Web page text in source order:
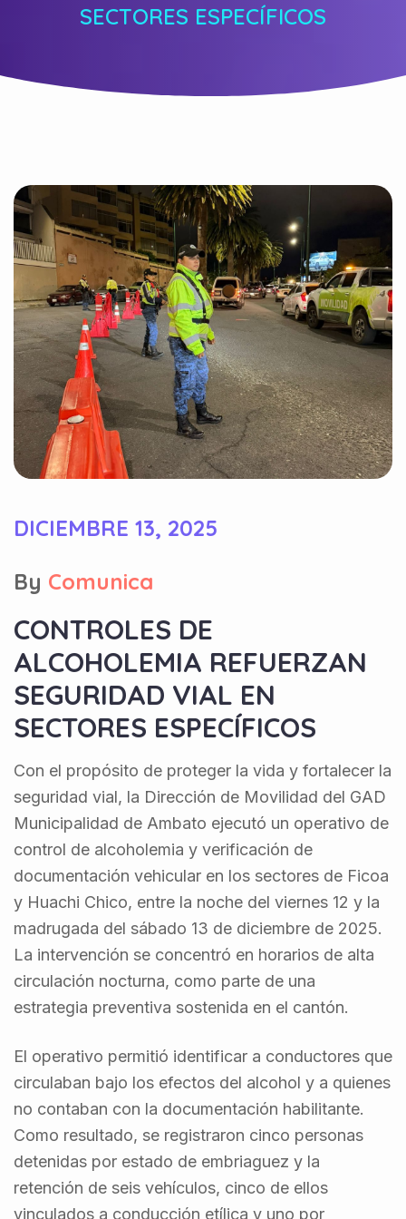
SECTORES ESPECÍFICOS
DICIEMBRE 13, 2025
By Comunica
CONTROLES DE
ALCOHOLEMIA REFUERZAN
SEGURIDAD VIAL EN
SECTORES ESPECÍFICOS
Con el propósito de proteger la vida y fortalecer la
seguridad vial, la Dirección de Movilidad del GAD
Municipalidad de Ambato ejecutó un operativo de
control de alcoholemia y verificación de
documentación vehicular en los sectores de Ficoa
y Huachi Chico, entre la noche del viernes 12 y la
madrugada del sábado 13 de diciembre de 2025.
La intervención se concentró en horarios de alta
circulación nocturna, como parte de una
estrategia preventiva sostenida en el cantón.
El operativo permitió identificar a conductores que
circulaban bajo los efectos del alcohol y a quienes
no contaban con la documentación habilitante.
Como resultado, se registraron cinco personas
detenidas por estado de embriaguez y la
retención de seis vehículos, cinco de ellos
vinculados a conducción etílica y uno por